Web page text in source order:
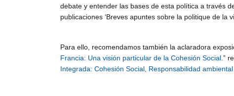
debate y entender las bases de esta política a través
publicaciones ‘Breves apuntes sobre la politique de la
Para ello, recomendamos también la aclaradora
Francia: Una visión particular de la Cohesión Social .”
Integrada: Cohesión Social, Responsabilidad